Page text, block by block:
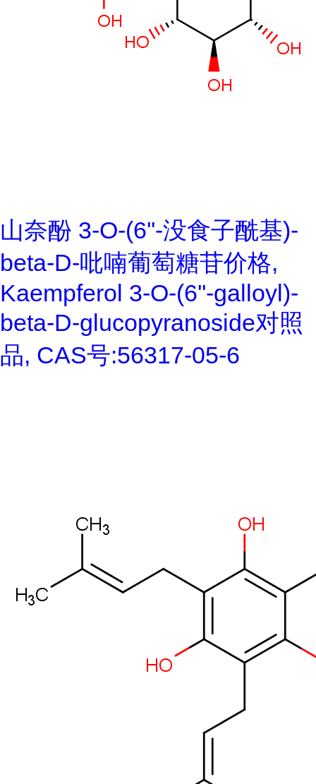
山奈酚 3-O-(6''-没食子酰基)-
beta-D-吡喃葡萄糖苷价格,
Kaempferol 3-O-(6''-galloyl)-
beta-D-glucopyranoside对照
品, CAS号:56317-05-6